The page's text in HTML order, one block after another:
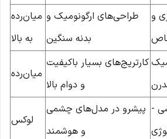
و
طراحی‌های ارگونومیک و
بدنه سنگین
میان‌رده
به بالا
کارتریج‌های بسیار باکیفیت
و دوام بالا
میان‌رده
- پیشرو در مدل‌های چشمی
و هوشمند
لوکس